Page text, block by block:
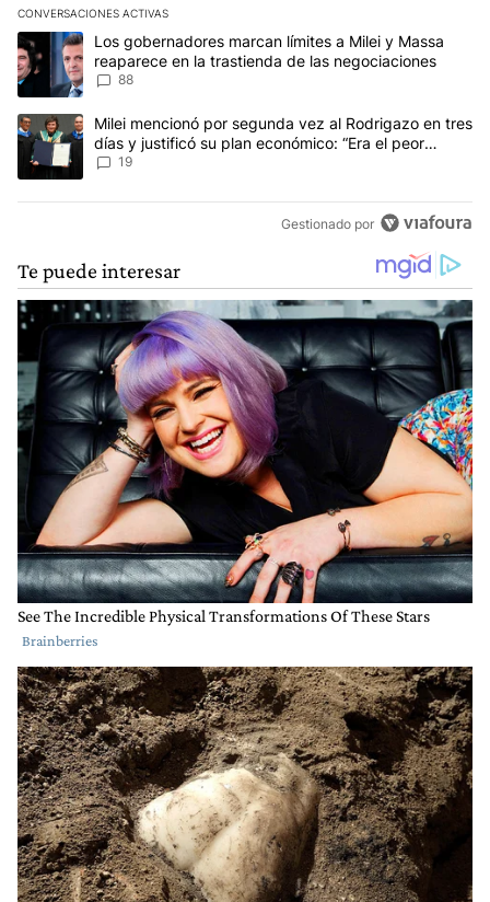
CONVERSACIONES ACTIVAS
Este listado muestra los artículos con más comentarios en los
Un artículo de tendencia con el título "Los gobernadores
Los gobernadores marcan límites a Milei y Massa
reaparece en la trastienda de las negociaciones
88
Un artículo de tendencia con el título "Milei mencionó por
Milei mencionó por segunda vez al Rodrigazo en tres
días y justificó su plan económico: “Era el peor
escenario posible”
19
Gestionado por